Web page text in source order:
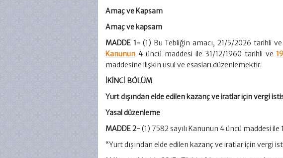
Amaç ve Kapsam
Amaç ve kapsam
MADDE 1- (1) Bu Tebliğin amacı, 21/5/2026 tarihli ve
Kanunun 4 üncü maddesi ile 31/12/1960 tarihli ve
maddesine ilişkin usul ve esasları düzenlemektir.
İKİNCİ BÖLÜM
Yurt dışından elde edilen kazanç ve iratlar için vergi
Yasal düzenleme
MADDE 2-(1) 7582 sayılı Kanunun 4 üncü maddesi
“Yurt dışından elde edilen kazanç ve iratlar için vergi